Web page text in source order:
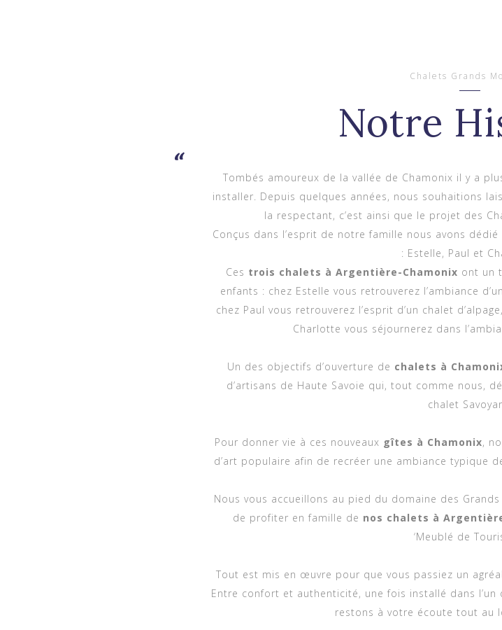
Chalets Grands
Notre
Tombés amoureux de la vallée de Chamonix il y a
installer. Depuis quelques années, nous souhaitions
la respectant, c’est ainsi que le projet des
Conçus dans l’esprit de notre famille nous avons
: Estelle, Paul et
Ces trois chalets à Argentière-Chamonix ont un
enfants : chez Estelle vous retrouverez l’ambiance
chez Paul vous retrouverez l’esprit d’un chalet
Charlotte vous séjournerez dans
Un des objectifs d’ouverture de chalets à
d’artisans de Haute Savoie qui, tout comme nous,
chalet
Pour donner vie à ces nouveaux gîtes à Chamonix,
d’art populaire afin de recréer une ambiance typique
Nous vous accueillons au pied du domaine des
de profiter en famille de nos chalets à
‘Meublé de
Tout est mis en œuvre pour que vous passiez un
Entre confort et authenticité, une fois installé dans l’un
restons à votre écoute tout au